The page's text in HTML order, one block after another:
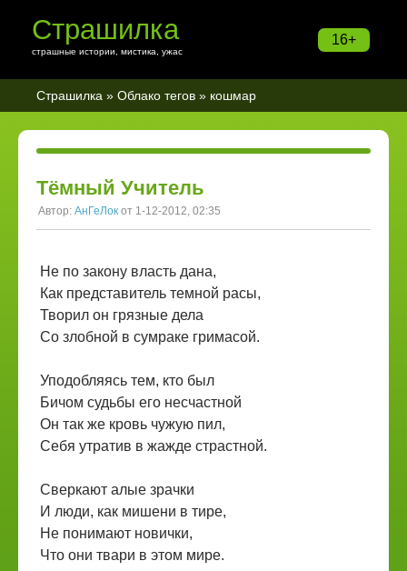
16+
Страшилка
страшные истории, мистика, ужас
Страшилка » Облако тегов » кошмар
Тёмный Учитель
Автор: АнГеЛок от 1-12-2012, 02:35
Не по закону власть дана,
Как представитель темной расы,
Творил он грязные дела
Со злобной в сумраке гримасой.
Уподобляясь тем, кто был
Бичом судьбы его несчастной
Он так же кровь чужую пил,
Себя утратив в жажде страстной.
Сверкают алые зрачки
И люди, как мишени в тире,
Не понимают новички,
Что они твари в этом мире.